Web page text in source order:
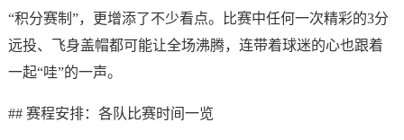
“积分赛制”，更增添了不少看点。比赛中任何一次精彩的3分
远投、飞身盖帽都可能让全场沸腾，连带着球迷的心也跟着
一起“哇”的一声。
## 赛程安排：各队比赛时间一览